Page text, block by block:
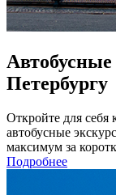
Петербургу
Откройте для
автобусные
максимум за
Подробнее